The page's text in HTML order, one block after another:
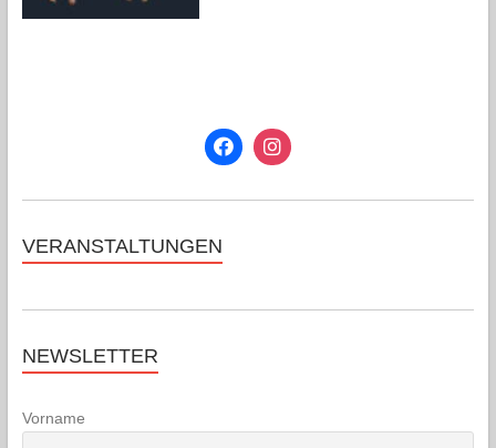
VERANSTALTUNGEN
NEWSLETTER
Vorname